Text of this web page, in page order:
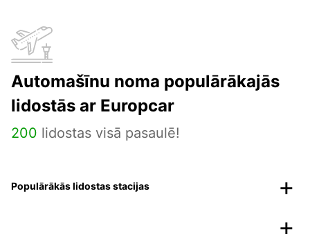
Automašīnu noma populārākajās
lidostās ar Europcar
200 lidostas visā pasaulē!
Populārākās lidostas stacijas